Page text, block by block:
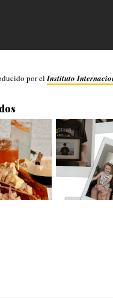
por elInstituto
mexican
i...
From